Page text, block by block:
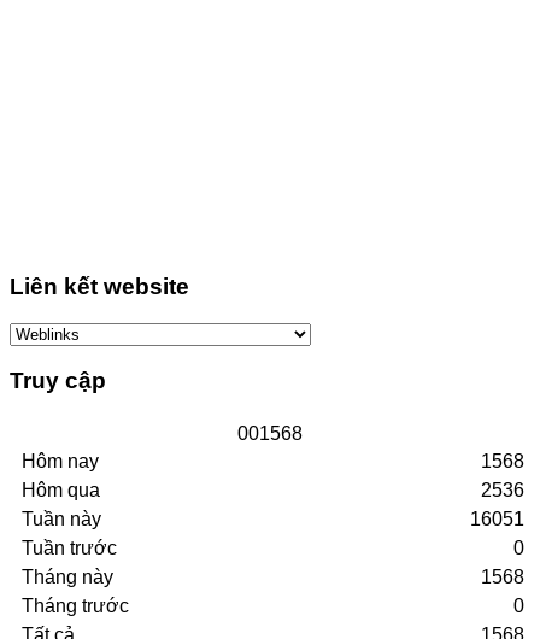
Liên kết website
Truy cập
001568
Hôm nay
Hôm qua
Tuần này
Tuần trước
Tháng này
Tháng trước
1568
2536
16051
0
1568
0